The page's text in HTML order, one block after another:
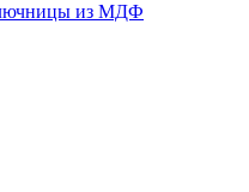
из МДФ